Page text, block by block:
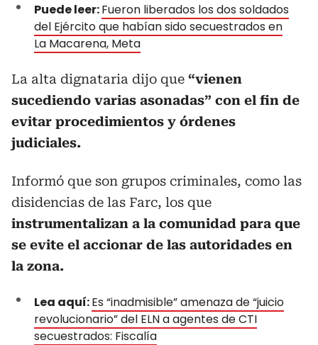
Puede leer:Fueron liberados los dos soldados
del Ejército que habían sido secuestrados en
La Macarena, Meta
La alta dignataria dijo que “vienen
sucediendo varias asonadas” con el fin de
evitar procedimientos y órdenes
judiciales.
Informó que son grupos criminales, como las
disidencias de las Farc, los que
instrumentalizan a la comunidad para que
se evite el accionar de las autoridades en
la zona.
Lea aquí:Es “inadmisible” amenaza de “juicio
revolucionario” del ELN a agentes de CTI
secuestrados: Fiscalía